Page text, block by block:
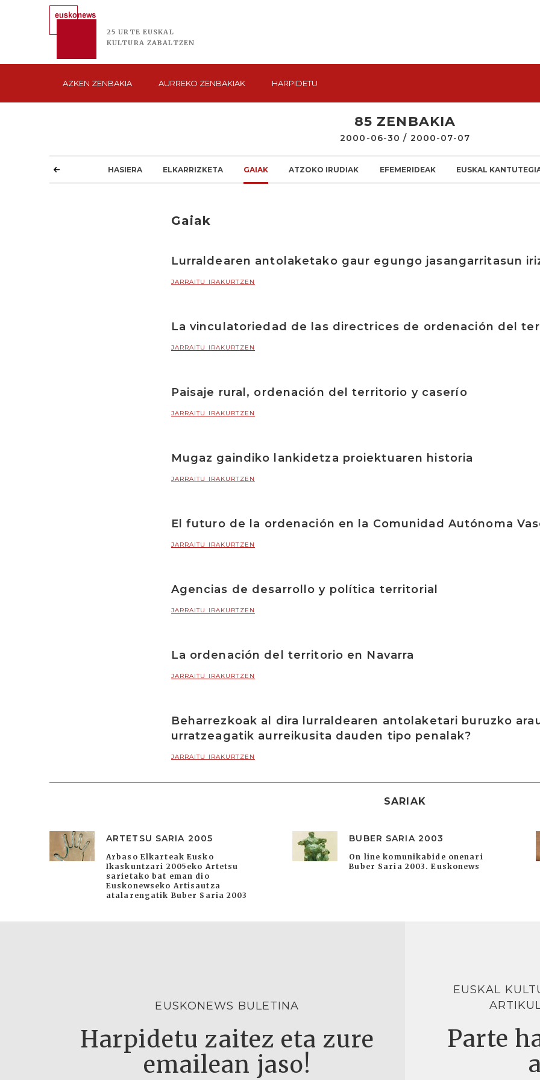
25 URTE EUSKAL
KULTURA ZABALTZEN
AZKEN ZENBAKIA AURREKO ZENBAKIAK HARPIDETU
85 ZENBAKIA
2000-06-30 / 2000-07-07
HASIERA ELKARRIZKETA GAIAK ATZOKO IRUDIAK EFEMERIDEAK EUSKAL
Gaiak
Lurraldearen antolaketako gaur egungo jasangarritasun
JARRAITU IRAKURTZEN
La vinculatoriedad de las directrices de ordenación del
JARRAITU IRAKURTZEN
Paisaje rural, ordenación del territorio y caserío
JARRAITU IRAKURTZEN
Mugaz gaindiko lankidetza proiektuaren historia
JARRAITU IRAKURTZEN
El futuro de la ordenación en la Comunidad Autónoma
JARRAITU IRAKURTZEN
Agencias de desarrollo y política territorial
JARRAITU IRAKURTZEN
La ordenación del territorio en Navarra
JARRAITU IRAKURTZEN
Beharrezkoak al dira lurraldearen antolaketari buruzko
urratzeagatik aurreikusita dauden tipo penalak?
JARRAITU IRAKURTZEN
SARIAK
ARTETSU SARIA 2005
Arbaso Elkarteak Eusko
Ikaskuntzari 2005eko Artetsu
sarietako bat eman dio
Euskonewseko Artisautza
atalarengatik Buber Saria 2003
BUBER SARIA 2003
On line komunikabide onenari
Buber Saria 2003. Euskonews
EUSKONEWS BULETINA
Harpidetu zaitez eta zure
emailean jaso!
EUSKAL
Parte